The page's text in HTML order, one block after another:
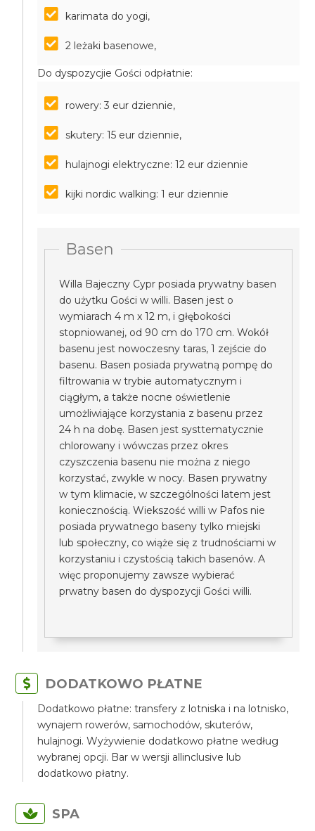
karimata do yogi,
2 leżaki basenowe,
Do dyspozycjie Gości odpłatnie:
rowery: 3 eur dziennie,
skutery: 15 eur dziennie,
hulajnogi elektryczne: 12 eur dziennie
kijki nordic walking: 1 eur dziennie
Basen
Willa Bajeczny Cypr posiada prywatny basen
do użytku Gości w willi. Basen jest o
wymiarach 4 m x 12 m, i głębokości
stopniowanej, od 90 cm do 170 cm. Wokół
basenu jest nowoczesny taras, 1 zejście do
basenu. Basen posiada prywatną pompę do
filtrowania w trybie automatycznym i
ciągłym, a także nocne oświetlenie
umożliwiające korzystania z basenu przez
24 h na dobę. Basen jest systtematycznie
chlorowany i wówczas przez okres
czyszczenia basenu nie można z niego
korzystać, zwykle w nocy. Basen prywatny
w tym klimacie, w szczególności latem jest
koniecznością. Wiekszość willi w Pafos nie
posiada prywatnego baseny tylko miejski
lub społeczny, co wiąże się z trudnościami w
korzystaniu i czystością takich basenów. A
więc proponujemy zawsze wybierać
prwatny basen do dyspozycji Gości willi.
DODATKOWO PŁATNE
Dodatkowo płatne: transfery z lotniska i na lotnisko,
wynajem rowerów, samochodów, skuterów,
hulajnogi. Wyżywienie dodatkowo płatne według
wybranej opcji. Bar w wersji allinclusive lub
dodatkowo płatny.
SPA